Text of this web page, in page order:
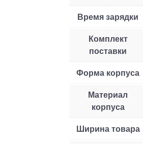
Время зарядки
Комплект
поставки
Форма корпуса
Материал
корпуса
Ширина товара